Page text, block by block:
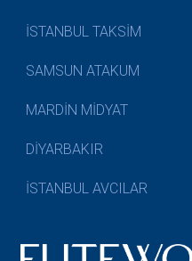
İSTANBUL TAKSİM
SAMSUN ATAKUM
MARDİN MİDYAT
DİYARBAKIR
İSTANBUL AVCILAR